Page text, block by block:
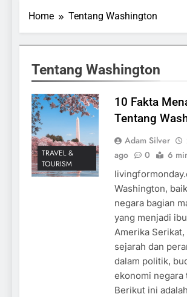
Home Tentang Washington
Tentang Washington
TRAVEL &
TOURISM
10 Fakta
Tentang
Adam Silver
ago
0 6
Washington,
negara bagian
yang menjadi
Amerika
sejarah dan
dalam politik,
ekonomi negara
Berikut ini